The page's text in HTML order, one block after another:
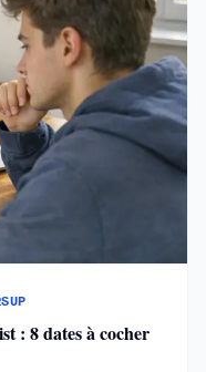
: 8 dates à cocher